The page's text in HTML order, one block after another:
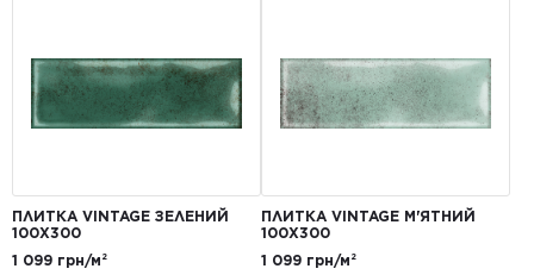
ПЛИТКА VINTAGE ЗЕЛЕНИЙ
100X300
1 099 грн/м²
ПЛИТКА VINTAGE М'ЯТНИЙ
100X300
1 099 грн/м²